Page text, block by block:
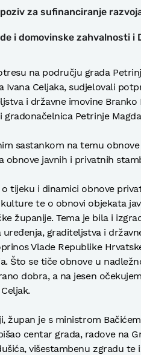
za sufinanciranje
i domovinske zahvalnosti
na području grada
Ivana Celjaka, sudjelovali
i državne imovine
Petrinje
sastankom na temu
obnove javnih i privatnih
tijeku i dinamici obnove
te o obnovi objekata
županije. Tema je bila i
graditeljstva i
Vlade Republike
Što se tiče obnove u
dobra, a na jesen
župan je s ministrom
centar grada, radove na
višestambenu zgradu